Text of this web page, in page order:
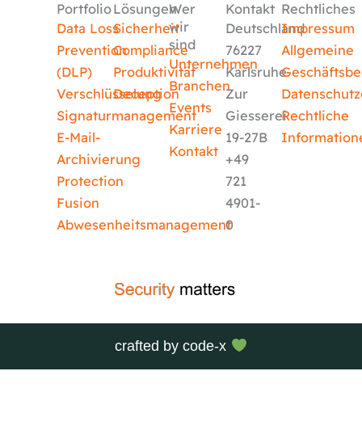
Portfolio
Data Loss
Prevention
(DLP)
Verschlüsselung
Signaturmanagement
E-Mail-
Archivierung
Protection
Fusion
Abwesenheitsmanagement
Lösungen
Sicherheit
Compliance
Produktivität
Deception
Wer
wir
sind
Unternehmen
Branchen
Events
Karriere
Kontakt
Kontakt
Deutschland
76227
Karlsruhe
Zur
Giesserei
19-27B
+49
721
4901-
0
Rechtliches
Impressum
Allgemeine
Rechtliche
crafted bycode-x